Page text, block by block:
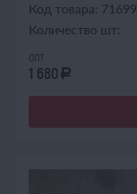
Код товара: 71699
Количество шт:
опт
1 680 a